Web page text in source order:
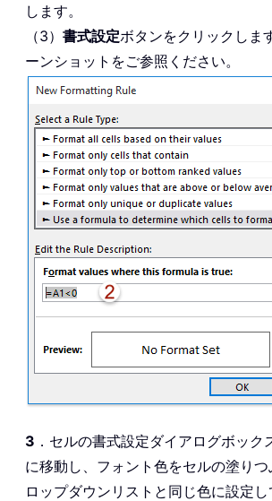
します。
（3） 書式設定ボタンをクリックしま
ーンショットをご参照ください。
3 ．セルの書式設定ダイアログボック
に移動し、フォント色をセルの塗り
ロップダウンリストと同じ色に設定